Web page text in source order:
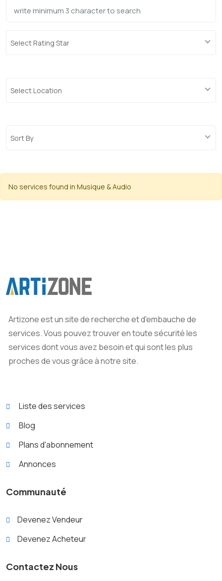
Select Rating Star
Select Location
Sort By
No services found in Musique & Audio
Artizone est un site de recherche et d'embauche de
services. Vous pouvez trouver en toute sécurité les
services dont vous avez besoin et qui sont les plus
proches de vous grâce à notre site.
Liste des services
Blog
Plans d'abonnement
Annonces
Communauté
Devenez Vendeur
Devenez Acheteur
Contactez Nous